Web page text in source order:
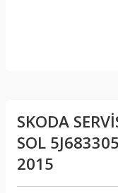
SKODA
SOL
2015